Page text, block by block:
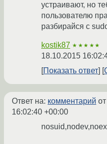
устраивают, но
пользователю
разбирайся с
kostik87 ★★★★★
18.10.2015
Показать ответ
Ответ на: комментарий
16:02:40 +00:00